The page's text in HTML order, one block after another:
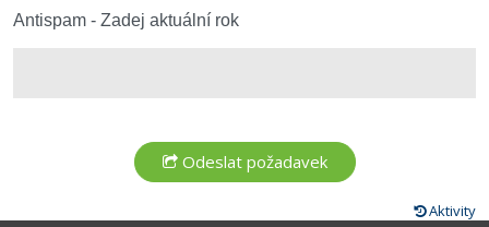
Antispam - Zadej aktuální rok
Aktivity